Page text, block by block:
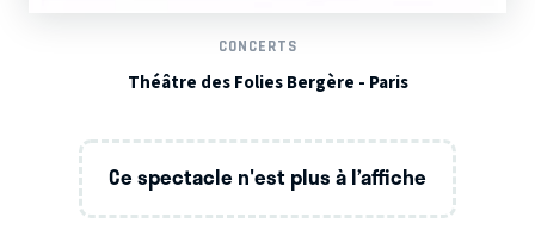
CONCERTS
Théâtre des Folies Bergère - Paris
Ce spectacle n'est plus à l’affiche